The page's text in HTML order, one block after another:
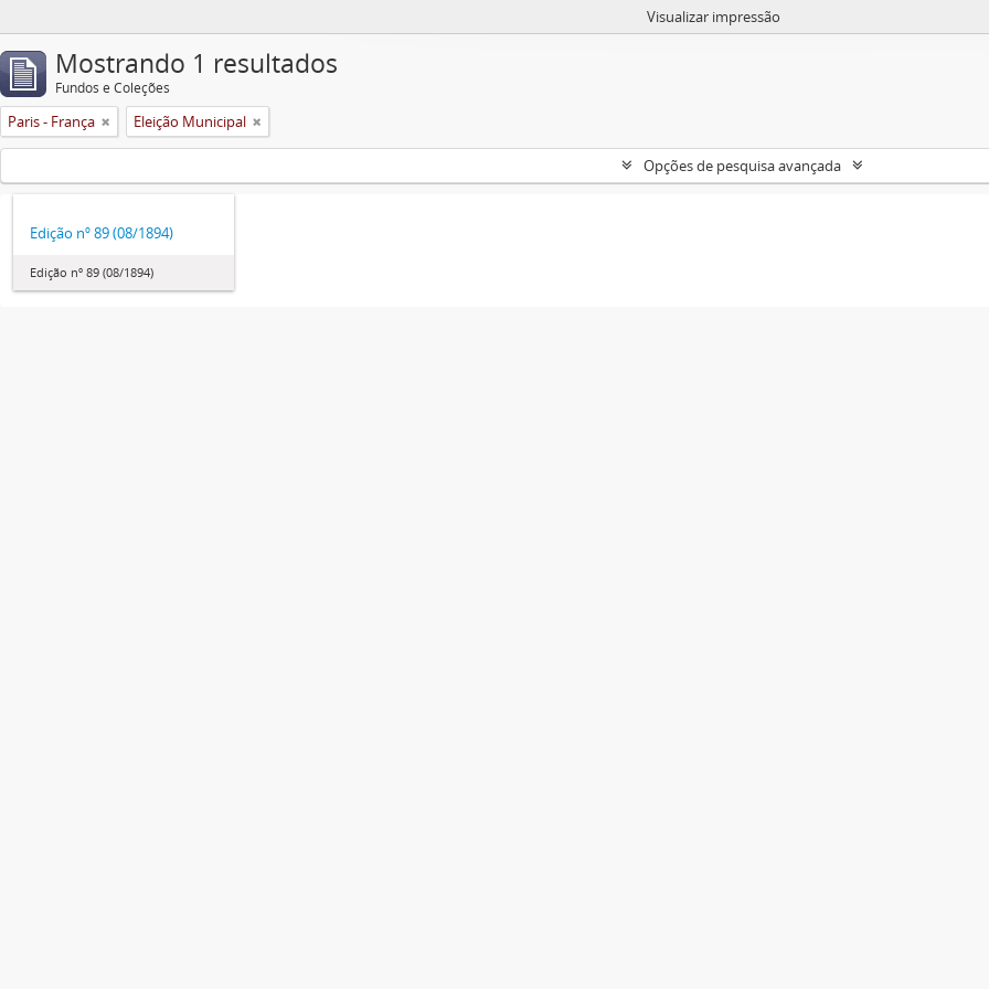
Visualizar impressão
Mostrando 1 resultados
Fundos e Coleções
Paris - França Eleição Municipal
Opções de pesquisa avançada
Edição nº 89 (08/1894)
Edição nº 89 (08/1894)